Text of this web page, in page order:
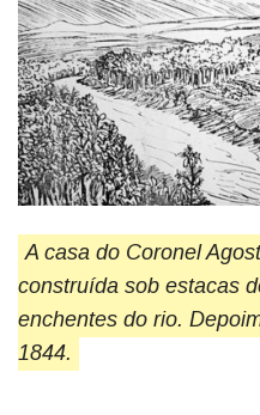
A casa do Coronel
construída sob estacas
enchentes do rio.
1844.